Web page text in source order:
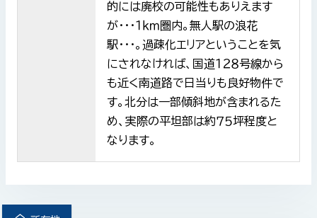
的には廃校の可能性もありえます
が･･･１ｋｍ圏内。無人駅の浪花
駅･･･。過疎化エリアということを気
にされなければ、国道１２８号線から
も近く南道路で日当りも良好物件で
す。北分は一部傾斜地が含まれるた
め、実際の平坦部は約７５坪程度と
なります。